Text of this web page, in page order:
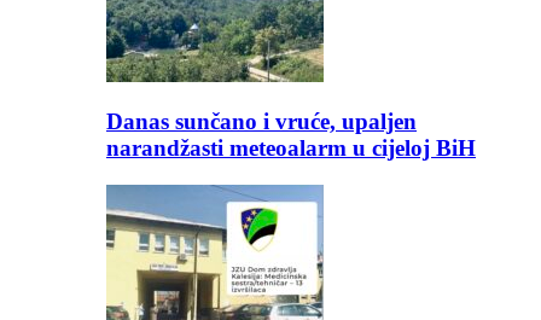
Danas sunčano i vruće, upaljen
narandžasti meteoalarm u cijeloj BiH